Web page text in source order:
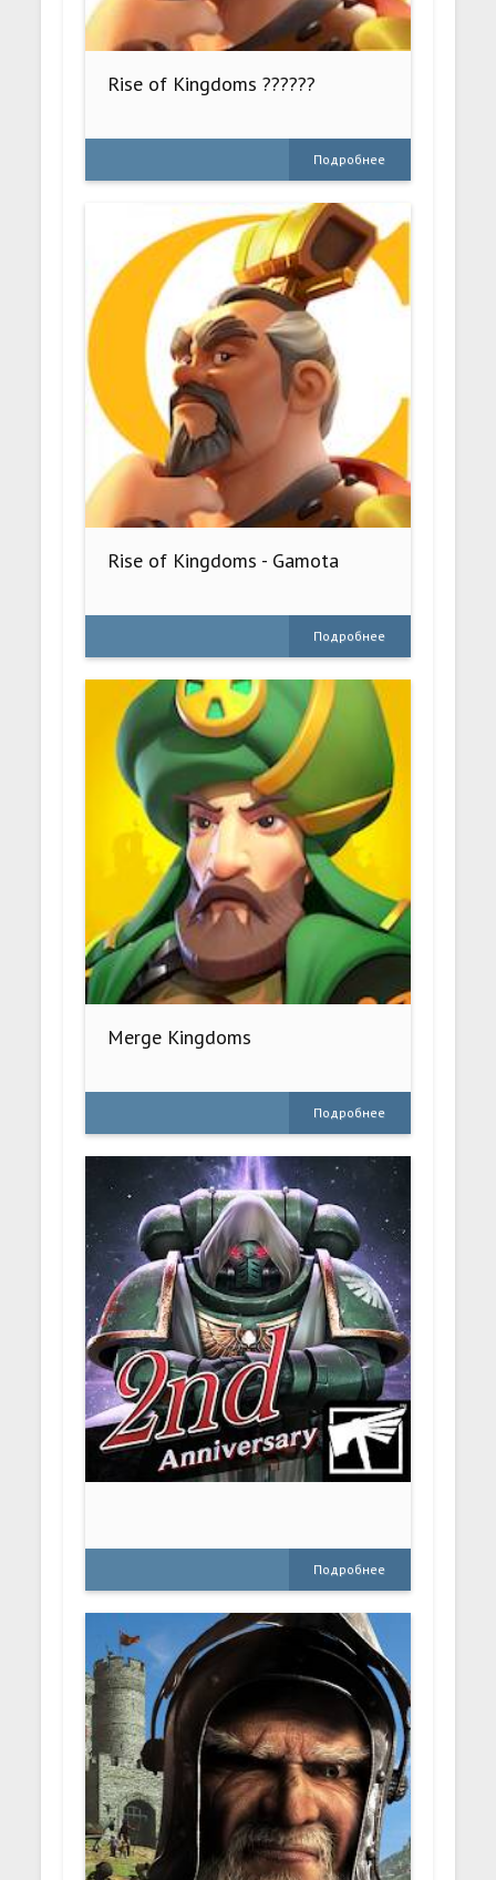
Rise of Kingdoms ??????
Подробнее
Rise of Kingdoms - Gamota
Подробнее
Merge Kingdoms
Подробнее
Подробнее